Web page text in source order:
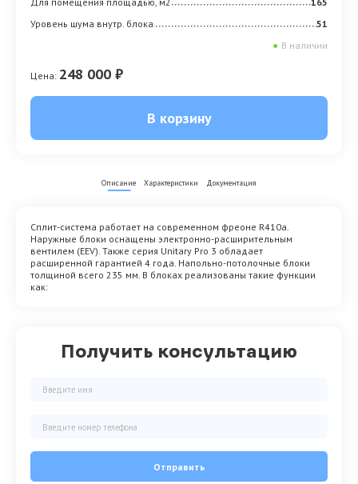
Уровень шума внутр. блока
51
● В наличии
Цена: 248 000 ₽
В корзину
Получить консультацию
Отправить
Описание Характеристики Документация
Cплит-система работает на современном фреоне R410a.
Наружные блоки оснащены электронно-расширительным
вентилем (EEV). Также серия Unitary Pro 3 обладает
расширенной гарантией 4 года. Напольно-потолочные блоки
толщиной всего 235 мм. В блоках реализованы такие функции
как: